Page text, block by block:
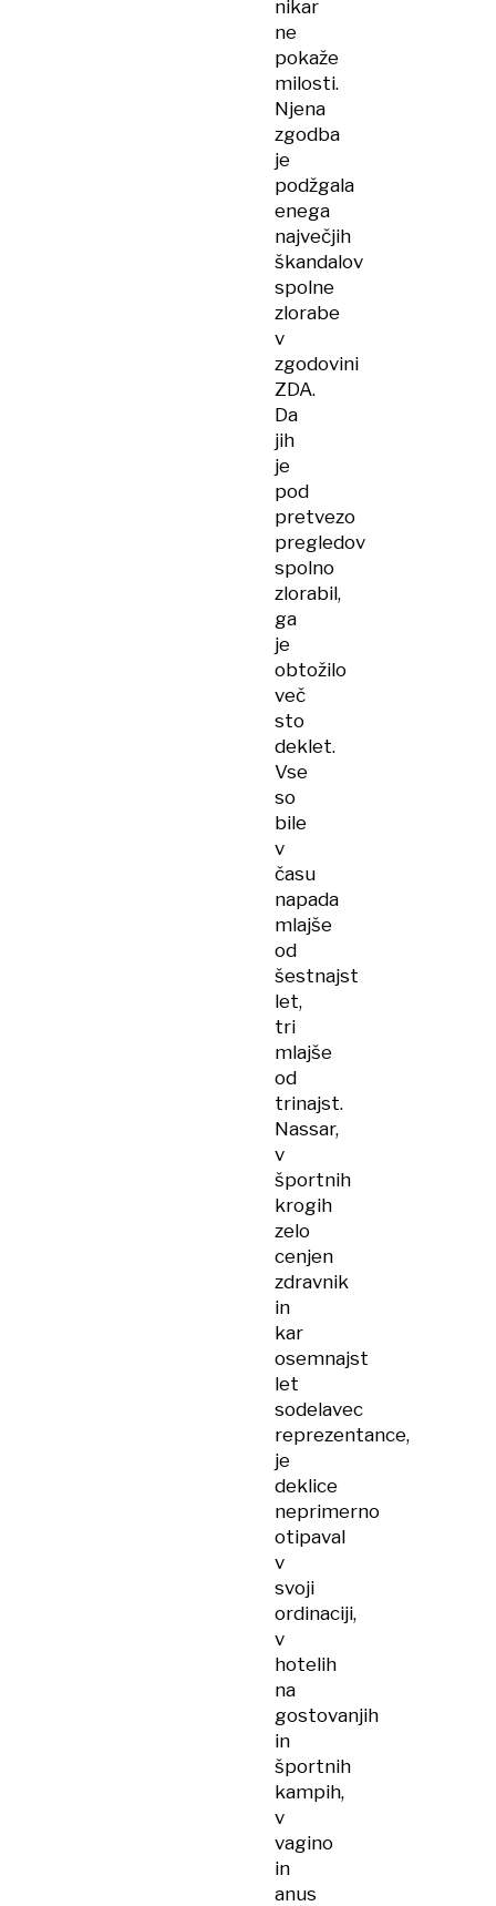
nikar
ne
pokaže
milosti.
Njena
zgodba
je
podžgala
enega
največjih
škandalov
spolne
zlorabe
v
zgodovini
ZDA.
Da
jih
je
pod
pretvezo
pregledov
spolno
zlorabil,
ga
je
obtožilo
več
sto
deklet.
Vse
so
bile
v
času
napada
mlajše
od
šestnajst
let,
tri
mlajše
od
trinajst.
Nassar,
v
športnih
krogih
zelo
cenjen
zdravnik
in
kar
osemnajst
let
sodelavec
reprezentance,
je
deklice
neprimerno
otipaval
v
svoji
ordinaciji,
v
hotelih
na
gostovanjih
in
športnih
kampih,
v
vagino
in
anus